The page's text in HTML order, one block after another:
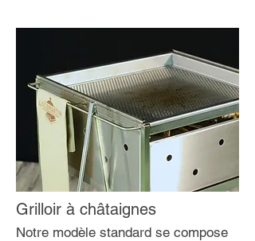
Grilloir à châtaignes
Notre modèle standard se compose